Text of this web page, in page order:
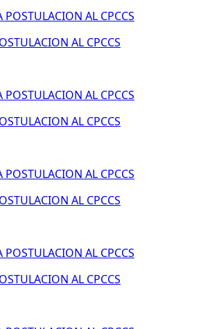
AL CPCCS
AL CPCCS
AL CPCCS
AL CPCCS